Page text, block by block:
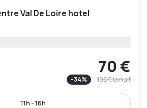
Val De Loire hotel
70 €
-34% 105 €la nuit
11h - 16h